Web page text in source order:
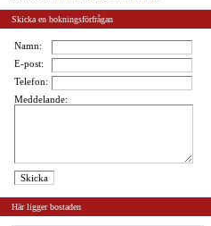
Skicka en bokningsförfrågan
Namn:
E-post:
Telefon:
Meddelande:
Här ligger bostaden